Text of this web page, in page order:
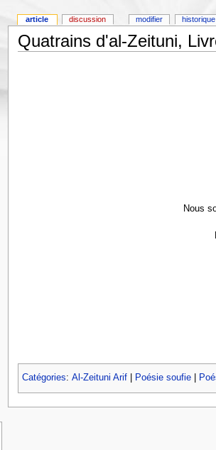
Quatrains d'al-Zeituni,
Nous
Catégories: Al-Zeituni Arif| Poésie soufie|
article discussion modifier historique